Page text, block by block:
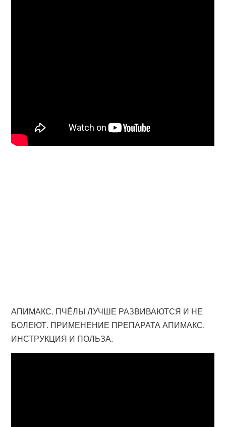
АПИМАКС. ПЧЁЛЫ ЛУЧШЕ РАЗВИВАЮТСЯ И НЕ
БОЛЕЮТ. ПРИМЕНЕНИЕ ПРЕПАРАТА АПИМАКС.
ИНСТРУКЦИЯ И ПОЛЬЗА.